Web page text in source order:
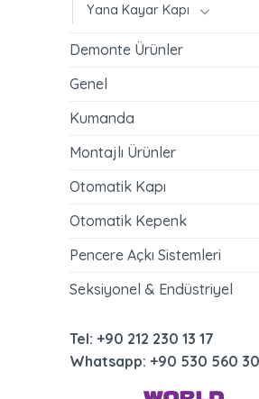
Yana Kayar Kapı
Demonte Ürünler
Genel
Kumanda
Montajlı Ürünler
Otomatik Kapı
Otomatik Kepenk
Pencere Açkı Sistemleri
Seksiyonel & Endüstriyel
Tel: +90 212 230 13 17
Whatsapp: +90 530 560 30